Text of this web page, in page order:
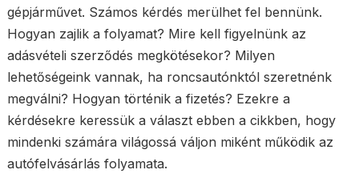
gépjárművet. Számos kérdés merülhet fel bennünk.
Hogyan zajlik a folyamat? Mire kell figyelnünk az
adásvételi szerződés megkötésekor? Milyen
lehetőségeink vannak, ha roncsautónktól szeretnénk
megválni? Hogyan történik a fizetés? Ezekre a
kérdésekre keressük a választ ebben a cikkben, hogy
mindenki számára világossá váljon miként működik az
autófelvásárlás folyamata.